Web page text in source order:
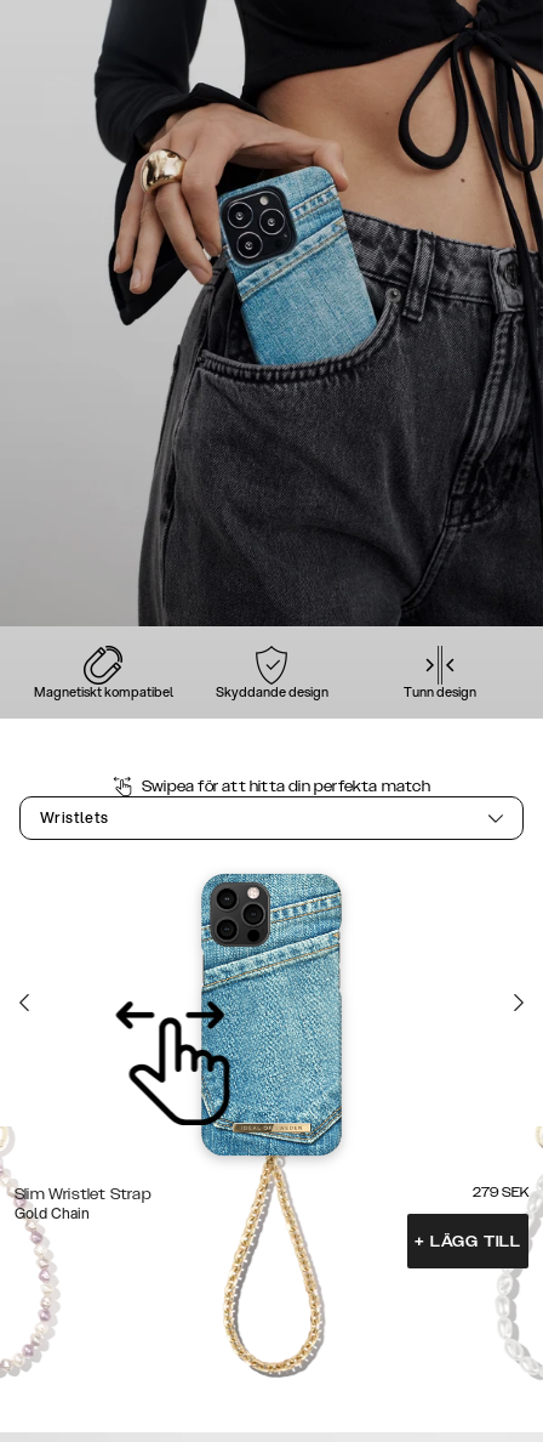
Magnetiskt kompatibel Skyddande design Tunn design
Swipea för att hitta din perfekta match
Wristlets
Slim Wristlet Strap
Gold Chain
279 SEK
+ LÄGG TILL